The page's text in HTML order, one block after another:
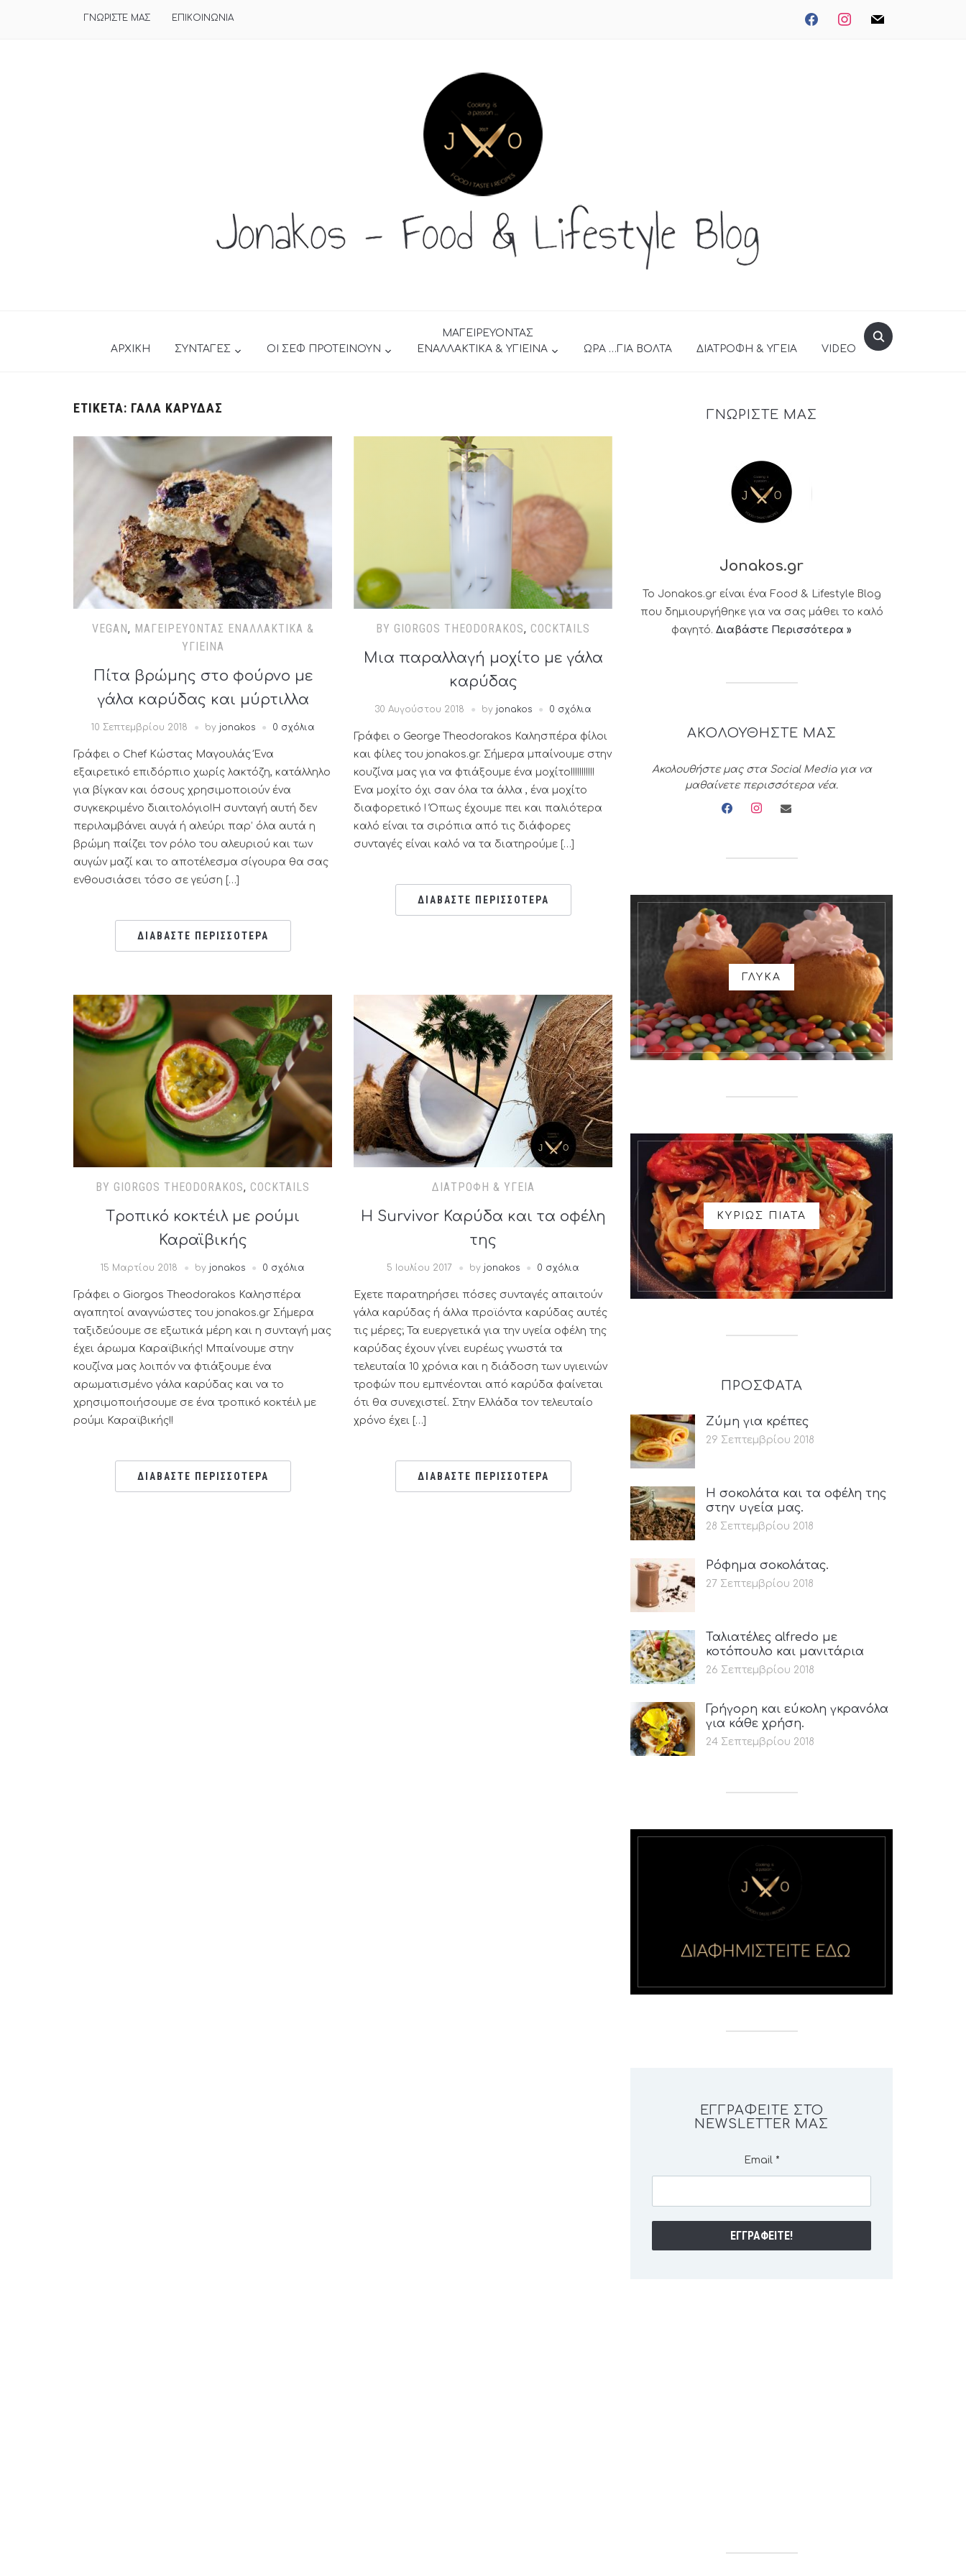
facebookinstagrammail
ΓΝΩΡΙΣΤΕ ΜΑΣ ΕΠΙΚΟΙΝΩΝΙΑ
ΑΡΧΙΚΗ ΣΥΝΤΑΓΕΣ ΟΙ ΣΕΦ ΠΡΟΤΕΙΝΟΥΝ
ΜΑΓΕΙΡΕΥΟΝΤΑΣ
ΕΝΑΛΛΑΚΤΙΚΑ & ΥΓΙΕΙΝΑ
ΩΡΑ …ΓΙΑ ΒΟΛΤΑ ΔΙΑΤΡΟΦΗ & ΥΓΕΙΑ VIDEO
ΕΤΙΚΈΤΑ: ΓΑΛΑ ΚΑΡΥΔΑΣ
VEGAN, ΜΑΓΕΙΡΕΎΟΝΤΑΣ ΕΝΑΛΛΑΚΤΙΚΆ &
ΥΓΙΕΙΝΆ
Πίτα βρώμης στο φούρνο με
γάλα καρύδας και μύρτιλλα
10 Σεπτεμβρίου 2018 by jonakos 0 σχόλια
Γράφει ο Chef Κώστας Μαγουλάς Ένα
εξαιρετικό επιδόρπιο χωρίς λακτόζη, κατάλληλο
για βίγκαν και όσους χρησιμοποιούν ένα
συγκεκριμένο διαιτολόγιο!Η συνταγή αυτή δεν
περιλαμβάνει αυγά ή αλεύρι παρ’ όλα αυτά η
βρώμη παίζει τον ρόλο του αλευριού και των
αυγών μαζί και το αποτέλεσμα σίγουρα θα σας
ενθουσιάσει τόσο σε γεύση […]
ΔΙΑΒΑΣΤΕ ΠΕΡΙΣΣΟΤΕΡΑ
BY GIORGOS THEODORAKOS, COCKTAILS
Μια παραλλαγή μοχίτο με γάλα
καρύδας
30 Αυγούστου 2018 by jonakos 0 σχόλια
Γράφει ο George Theodorakos Καλησπέρα φίλοι
και φίλες του jonakos.gr. Σήμερα μπαίνουμε στην
κουζίνα μας για να φτιάξουμε ένα μοχίτο!!!!!!!!!!!
Ένα μοχίτο όχι σαν όλα τα άλλα , ένα μοχίτο
διαφορετικό ! Όπως έχουμε πει και παλιότερα
καλό είναι τα σιρόπια από τις διάφορες
συνταγές είναι καλό να τα διατηρούμε […]
ΔΙΑΒΑΣΤΕ ΠΕΡΙΣΣΟΤΕΡΑ
BY GIORGOS THEODORAKOS, COCKTAILS
Tροπικό κοκτέιλ με ρούμι
Καραϊβικής
15 Μαρτίου 2018 by jonakos 0 σχόλια
Γράφει ο Giorgos Theodorakos Καλησπέρα
αγαπητοί αναγνώστες του jonakos.gr Σήμερα
ταξιδεύουμε σε εξωτικά μέρη και η συνταγή μας
έχει άρωμα Καραϊβικής! Μπαίνουμε στην
κουζίνα μας λοιπόν να φτιάξουμε ένα
αρωματισμένο γάλα καρύδας και να το
χρησιμοποιήσουμε σε ένα τροπικό κοκτέιλ με
ρούμι Καραϊβικής!!
ΔΙΑΒΑΣΤΕ ΠΕΡΙΣΣΟΤΕΡΑ
ΔΙΑΤΡΟΦΉ & ΥΓΕΊΑ
Η Survivor Καρύδα και τα οφέλη
της
5 Ιουλίου 2017 by jonakos 0 σχόλια
Έχετε παρατηρήσει πόσες συνταγές απαιτούν
γάλα καρύδας ή άλλα προϊόντα καρύδας αυτές
τις μέρες; Τα ευεργετικά για την υγεία οφέλη της
καρύδας έχουν γίνει ευρέως γνωστά τα
τελευταία 10 χρόνια και η διάδοση των υγιεινών
τροφών που εμπνέονται από καρύδα φαίνεται
ότι θα συνεχιστεί. Στην Ελλάδα τον τελευταίο
χρόνο έχει […]
ΔΙΑΒΑΣΤΕ ΠΕΡΙΣΣΟΤΕΡΑ
ΓΝΩΡΙΣΤΕ ΜΑΣ
Jonakos.gr
Το Jonakos.gr είναι ένα Food & Lifestyle Blog
που δημιουργήθηκε για να σας μάθει το καλό
φαγητό. Διαβάστε Περισσότερα »
ΑΚΟΛΟΥΘΗΣΤΕ ΜΑΣ
Ακολουθήστε μας στα Social Media για να
μαθαίνετε περισσότερα νέα.
facebookinstagramenvelope
ΓΛΥΚΑ
ΚΥΡΙΩΣ ΠΙΑΤΑ
ΠΡΟΣΦΑΤΑ
Ζύμη για κρέπες
29 Σεπτεμβρίου 2018
Η σοκολάτα και τα οφέλη της
στην υγεία μας.
28 Σεπτεμβρίου 2018
Ρόφημα σοκολάτας.
27 Σεπτεμβρίου 2018
Ταλιατέλες alfredo με
κοτόπουλο και μανιτάρια
26 Σεπτεμβρίου 2018
Γρήγορη και εύκολη γκρανόλα
για κάθε χρήση.
24 Σεπτεμβρίου 2018
ΕΓΓΡΑΦΕΊΤΕ ΣΤΟ
NEWSLETTER ΜΑΣ
Email *